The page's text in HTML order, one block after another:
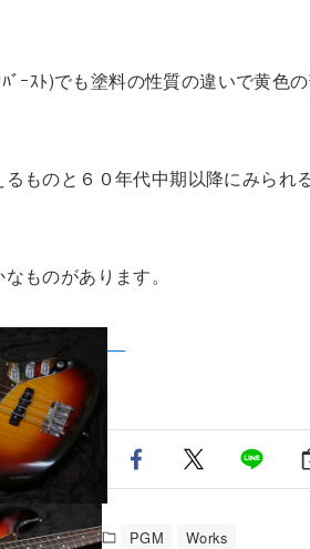
ﾞｰｽﾄ)でも塗料の性質の違いで黄色
ものと６０年代中期以降にみられ
ものがあります。
PGM Works